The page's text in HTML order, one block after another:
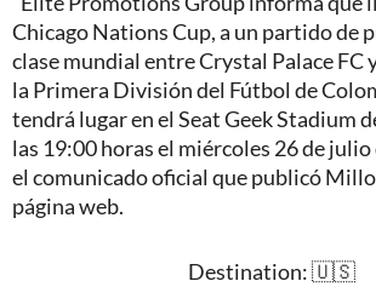
Chicago Nations Cup, a un partido de
clase mundial entre Crystal Palace FC
la Primera División del Fútbol de
tendrá lugar en el Seat Geek Stadium
las 19:00 horas el miércoles 26 de julio
el comunicado oficial que publicó
página web.
Destination: 🇺🇸